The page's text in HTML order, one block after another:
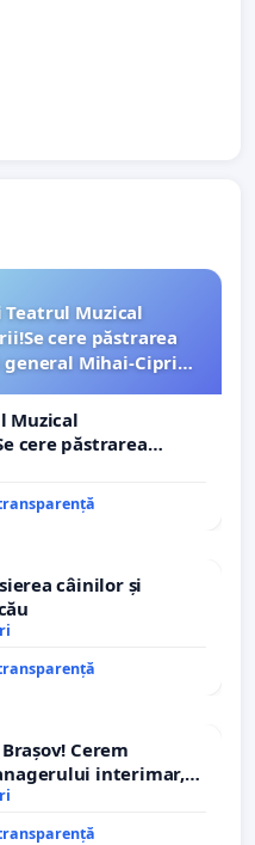
Teatrul Muzical
cere păstrarea
Mihai-Ciprian
Muzical
cere păstrarea
Mihai-Ciprian
câinilor și
Cerem
interimar,
Marius!